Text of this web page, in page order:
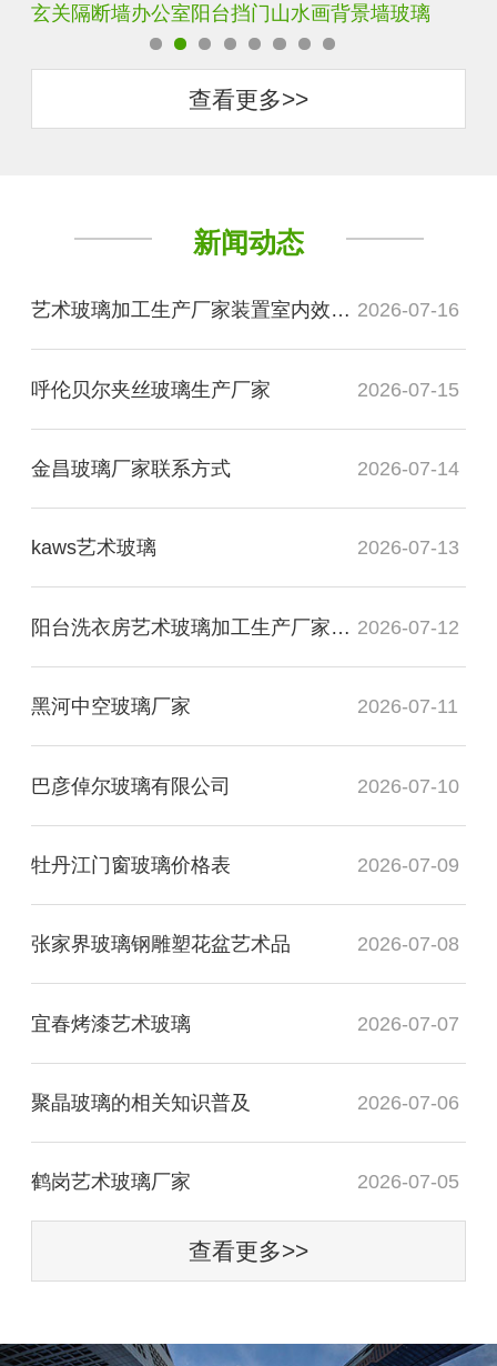
墙玻璃 轻奢装饰艺术入户电视玻璃背景墙
查看更多>>
新闻动态
艺术玻璃加工生产厂家装置室内效果图 2026-07-16
呼伦贝尔夹丝玻璃生产厂家 2026-07-15
金昌玻璃厂家联系方式 2026-07-14
kaws艺术玻璃 2026-07-13
阳台洗衣房艺术玻璃加工生产厂家玻璃 2026-07-12
黑河中空玻璃厂家 2026-07-11
巴彦倬尔玻璃有限公司 2026-07-10
牡丹江门窗玻璃价格表 2026-07-09
张家界玻璃钢雕塑花盆艺术品 2026-07-08
宜春烤漆艺术玻璃 2026-07-07
聚晶玻璃的相关知识普及 2026-07-06
鹤岗艺术玻璃厂家 2026-07-05
查看更多>>